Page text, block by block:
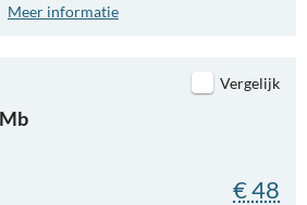
Meer informatie
Vergelijk
€ 48